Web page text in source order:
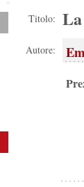
Titolo:
Autore: